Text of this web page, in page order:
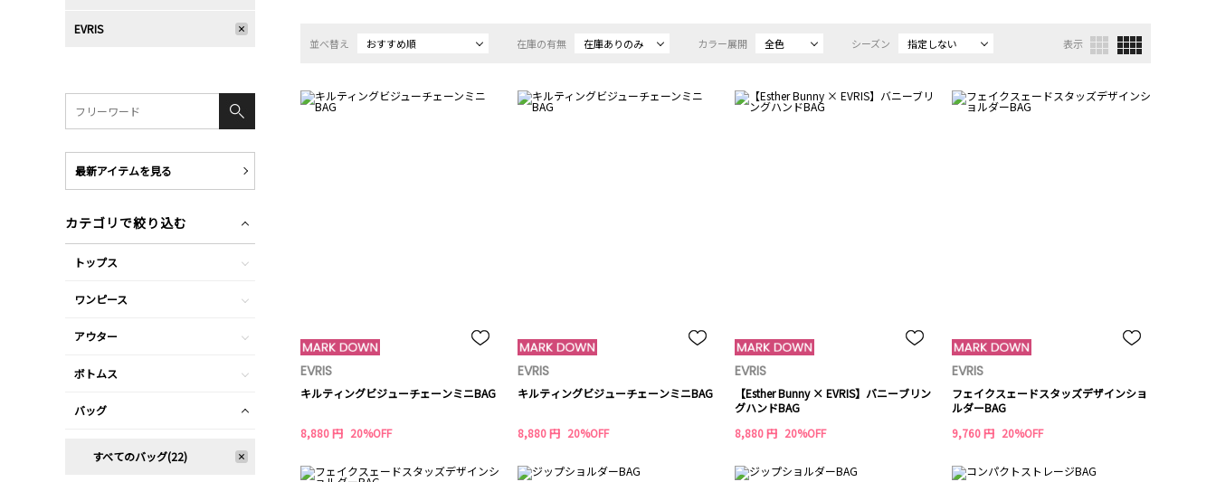
並べ替え おすすめ順 在庫の有無 在庫ありのみ カラー展開 全色 シーズン 指定しない 表示
EVRIS
キルティングビジューチェーンミニBAG
8,880 円 20%OFF
EVRIS
キルティングビジューチェーンミニBAG
8,880 円 20%OFF
EVRIS
【Esther Bunny × EVRIS】バニーブリン
グハンドBAG
8,880 円 20%OFF
EVRIS
フェイクスェードスタッズデザインショ
ルダーBAG
9,760 円 20%OFF
EVRIS
最新アイテムを見る
カテゴリで絞り込む
トップス
ワンピース
アウター
ボトムス
バッグ
すべてのバッグ(22)